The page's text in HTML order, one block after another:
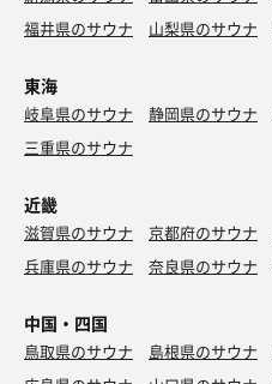
福井県のサウナ
山梨県のサウナ
東海
岐阜県のサウナ 静岡県のサウナ
三重県のサウナ
近畿
滋賀県のサウナ 京都府のサウナ
兵庫県のサウナ
奈良県のサウナ
中国・四国
鳥取県のサウナ 島根県のサウナ